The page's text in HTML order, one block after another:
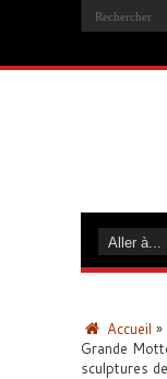
Accueil »
Grande
sculptures